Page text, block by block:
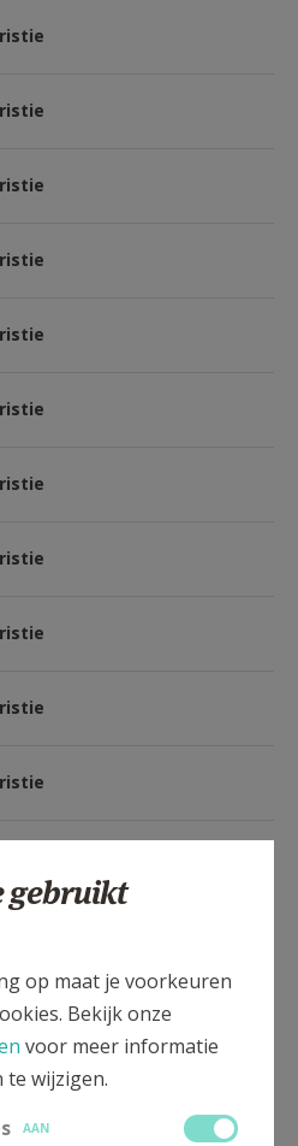
gebruikt
op maat je voorkeuren
Bekijk onze
voor meer informatie
wijzigen.
AAN